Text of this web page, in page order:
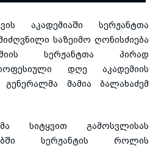
toggle submenu
აკადემიაში სერჟანტთა
საზეიმო ღონისძიება
სერჟანტთა პირად
დღე აკადემიის
გენერალმა მამია ბალახაძემ
სიტყვით გამოსვლისას
სერჟანტის როლის